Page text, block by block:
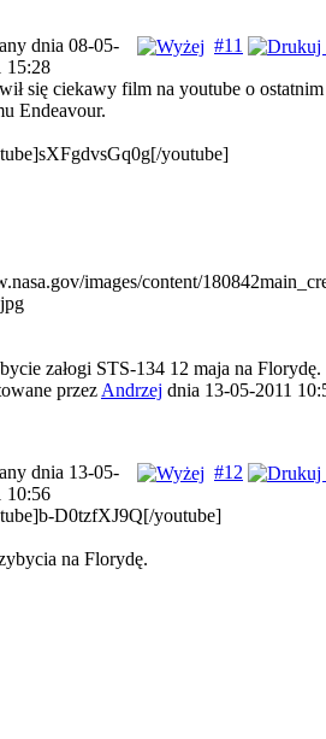
#11
dnia 08-05-
15:28
się ciekawy film na youtube o
Endeavour.
youtube]
załogi STS-134 12 maja na Florydę.
przez Andrzej dnia 13-05-2011
#12
dnia 13-05-
10:56
D0tzfXJ9Q[/youtube]
na Florydę.